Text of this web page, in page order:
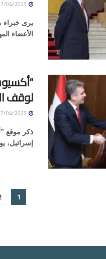
يرى خبراء
الأعضاء
لوقف
ذكر موقع
إسرائيل،
1